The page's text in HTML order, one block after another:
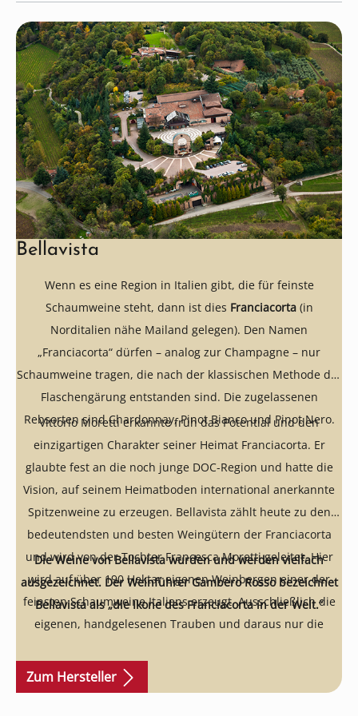
Bellavista
Wenn es eine Region in Italien gibt, die für feinste
Schaumweine steht, dann ist dies Franciacorta(in
Norditalien nähe Mailand gelegen). Den Namen
„Franciacorta“ dürfen – analog zur Champagne – nur
Schaumweine tragen, die nach der klassischen Methode der
Flaschengärung entstanden sind. Die zugelassenen
Rebsorten sind Chardonnay, Pinot Bianco und Pinot Nero.
Vittorio Moretti erkannte früh das Potential und den
einzigartigen Charakter seiner Heimat Franciacorta. Er
glaubte fest an die noch junge DOC-Region und hatte die
Vision, auf seinem Heimatboden international anerkannte
Spitzenweine zu erzeugen. Bellavista zählt heute zu den
bedeutendsten und besten Weingütern der Franciacorta
und wird von der Tochter Francesca Moretti geleitet. Hier
wird auf über 190 Hektar eigenen Weinbergen einer der
feinsten Schaumweine Italiens erzeugt. Ausschließlich die
eigenen, handgelesenen Trauben und daraus nur die
weiterverarbeitet. Für Gärung und Ausbau werden neben
Edelstahltanks gebrauchte 228-Liter-Holzfässer (mindestens
Die Weine von Bellavista wurden und werden vielfach
ausgezeichnet. Der Weinführer Gambero Rosso bezeichnet
Bellavista als „die Ikone des Franciacorta in der Welt.“
Zum Hersteller